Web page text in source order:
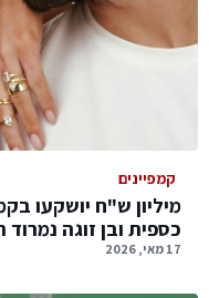
קמפיינים
מיליון ש"ח יושקעו
כספית ובן זוגה נמרוד
17 מאי, 2026